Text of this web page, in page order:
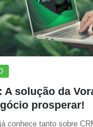
A solução da
prosperar!
conhece tanto sobre